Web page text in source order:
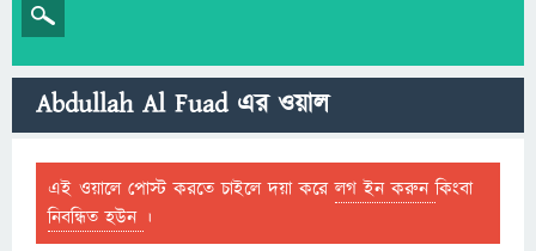
Abdullah Al Fuad এর ওয়াল
এই ওয়ালে পোস্ট করতে চাইলে দয়া করেলগ ইন করুনকিংবা
নিবন্ধিত হউন ।